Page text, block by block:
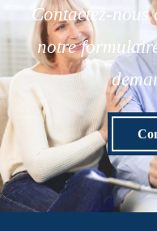
Contactez-
notre